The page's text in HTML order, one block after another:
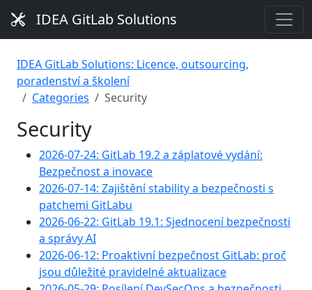
IDEA GitLab Solutions
IDEA GitLab Solutions: Licence, outsourcing,
poradenství a školení
Categories
Security
Security
2026-07-24: GitLab 19.2 a záplatové vydání:
Bezpečnost a inovace
2026-07-14: Zajištění stability a bezpečnosti s
patchemi GitLabu
2026-06-22: GitLab 19.1: Sjednocení bezpečnosti
a správy AI
2026-06-12: Proaktivní bezpečnost GitLab: proč
jsou důležité pravidelné aktualizace